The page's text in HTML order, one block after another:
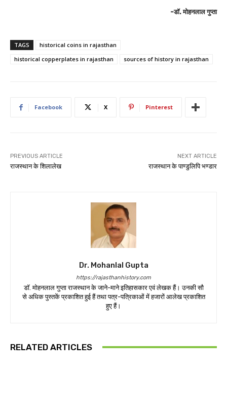
-डॉ. मोहनलाल गुप्ता
TAGS
historical coins in rajasthan
historical copperplates in rajasthan
sources of history in rajasthan
Facebook X Pinterest
PREVIOUS ARTICLE
राजस्थान के शिलालेख
NEXT ARTICLE
राजस्थान के पाण्डुलिपि भण्डार
Dr. Mohanlal Gupta
https://rajasthanhistory.com
डॉ. मोहनलाल गुप्ता राजस्थान के जाने-माने इतिहासकार एवं लेखक हैं। उनकी सौ
से अधिक पुस्तकें प्रकाशित हुई हैं तथा पत्र-पत्रिकाओं में हजारों आलेख प्रकाशित
हुए हैं।
RELATED ARTICLES